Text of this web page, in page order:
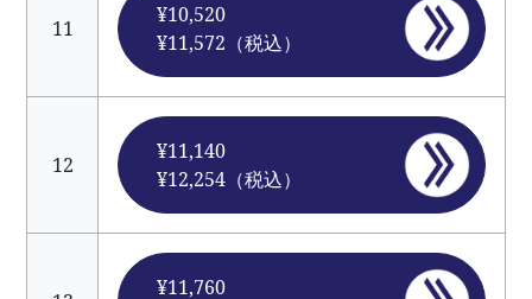
11
¥10,520
¥11,572（税込）
12
¥11,140
¥12,254（税込）
¥11,760